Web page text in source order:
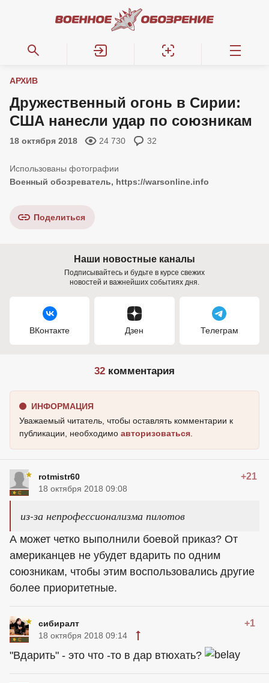
АРХИВ
Дружественный огонь в Сирии:
США нанесли удар по союзникам
18 октября 2018 24 730 32
Военный обозреватель, https://warsonline.info
Поделиться
Наши новостные каналы
Подписывайтесь и будьте в курсе свежих
новостей и важнейших событиях дня.
ВКонтакте Дзен Телеграм
32 комментария
ИНФОРМАЦИЯ
Уважаемый читатель, чтобы оставлять комментарии к
публикации, необходимо авторизоваться
rotmistr60 +21
18 октября 2018 09:08
из-за непрофессионализма пилотов
А может четко выполнили боевой приказ? От
американцев не убудет вдарить по одним
союзникам, чтобы этим воспользовались другие
более приоритетные.
сибиралт +1
18 октября 2018 09:14
"Вдарить" - это что -то в дар втюхать?